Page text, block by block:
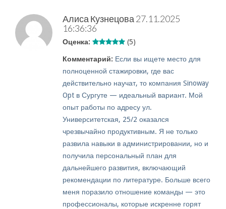
Алиса Кузнецова 27.11.2025
16:36:36
Оценка: (5)
Комментарий: Если вы ищете место для
полноценной стажировки, где вас
действительно научат, то компания Sinoway
Opt в Сургуте — идеальный вариант. Мой
опыт работы по адресу ул.
Университетская, 25/2 оказался
чрезвычайно продуктивным. Я не только
развила навыки в администрировании, но и
получила персональный план для
дальнейшего развития, включающий
рекомендации по литературе. Больше всего
меня поразило отношение команды — это
профессионалы, которые искренне горят